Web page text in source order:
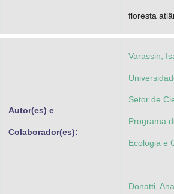
floresta
Autor(es) e
Colaborador(es):
Varassin,
Setor de
Programa
Ecologia e
Donatti,